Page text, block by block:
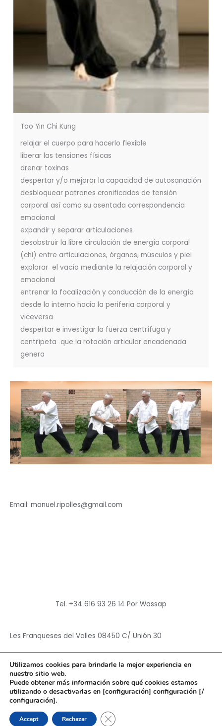
Tao Yin Chi Kung
relajar el cuerpo para hacerlo flexible
liberar las tensiones físicas
drenar toxinas
despertar y/o mejorar la capacidad de autosanación
desbloquear patrones cronificados de tensión
corporal así como su asentada correspondencia
emocional
expandir y separar articulaciones
desobstruir la libre circulación de energía corporal
(chi) entre articulaciones, órganos, músculos y piel
explorar el vacío mediante la relajación corporal y
emocional
entrenar la focalización y conducción de la energía
desde lo interno hacia la periferia corporal y
viceversa
despertar e investigar la fuerza centrífuga y
centrípeta que la rotación articular encadenada
genera
Email: manuel.ripolles@gmail.com
Tel. +34 616 93 26 14 Por Wassap
Les Franqueses del Valles 08450 C/ Unión 30
Copyright © 2026Hun Yuan Chen
Powered byHun Yuan Chen
Utilizamos cookies para brindarle la mejor experiencia en
nuestro sitio web.
Puede obtener más información sobre qué cookies estamos
utilizando o desactivarlas en [configuración] configuración [/
configuración].
Accept Rechazar CERRAR EL BANNER DE